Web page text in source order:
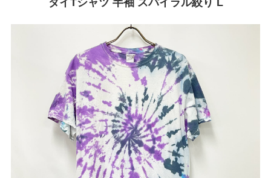
ダイTシャツ 半袖 スパイラル絞り L